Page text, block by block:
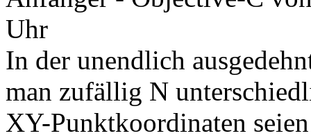
Uhr
In der unendlich
man zufällig N
XY-Punktkoordinaten